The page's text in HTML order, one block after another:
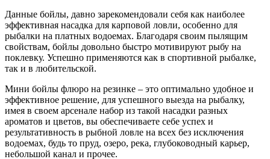
Данные бойлы, давно зарекомендовали себя как наиболее
эффективная насадка для карповой ловли, особенно для
рыбалки на платных водоемах. Благодаря своим пылящим
свойствам, бойлы довольно быстро мотивируют рыбу на
поклевку. Успешно применяются как в спортивной рыбалке,
так и в любительской.
Мини бойлы флюро на резинке – это оптимально удобное и
эффективное решение, для успешного выезда на рыбалку,
имея в своем арсенале набор из такой насадки разных
ароматов и цветов, вы обеспечиваете себе успех и
результативность в рыбной ловле на всех без исключения
водоемах, будь то пруд, озеро, река, глубоководный карьер,
небольшой канал и прочее.